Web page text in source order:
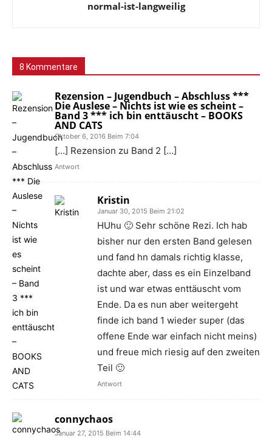
normal-ist-langweilig
8 Kommentare
Rezension – Jugendbuch – Abschluss ***
Die Auslese – Nichts ist wie es scheint –
Band 3 *** ich bin enttäuscht – BOOKS
AND CATS
Oktober 6, 2016 Beim 7:04
[…] Rezension zu Band 2 […]
Antwort
Kristin
Januar 30, 2015 Beim 21:02
HUhu 🙂 Sehr schöne Rezi. Ich hab
bisher nur den ersten Band gelesen
und fand hn damals richtig klasse,
dachte aber, dass es ein Einzelband
ist und war etwas enttäuscht vom
Ende. Da es nun aber weitergeht
finde ich band 1 wieder super (das
offene Ende war einfach nicht meins)
und freue mich riesig auf den zweiten
Teil 🙂
Antwort
connychaos
Januar 27, 2015 Beim 14:44